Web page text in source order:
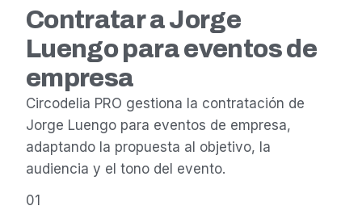
Contratar a Jorge
Luengo para eventos de
empresa
Circodelia PRO gestiona la contratación de
Jorge Luengo para eventos de empresa,
adaptando la propuesta al objetivo, la
audiencia y el tono del evento.
01